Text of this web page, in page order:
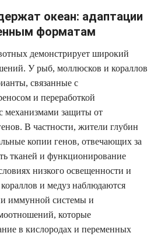
океан: адаптации
форматам
демонстрирует широкий
У рыб, моллюсков и кораллов
связанные с
и переработкой
механизмами защиты от
В частности, жители глубин
копии генов, отвечающих за
тканей и функционирование
низкого освещенности и
и медуз наблюдаются
иммунной системы и
которые
в кислородах и переменных